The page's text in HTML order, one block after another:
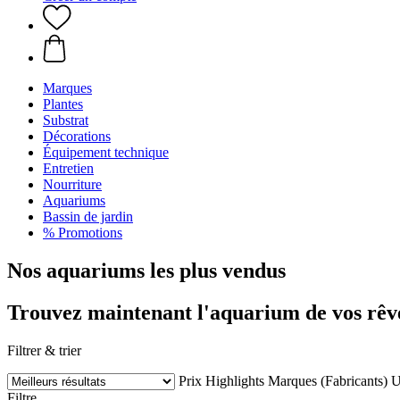
Marques
Plantes
Substrat
Décorations
Équipement technique
Entretien
Nourriture
Aquariums
Bassin de jardin
% Promotions
Nos aquariums les plus vendus
Trouvez maintenant l'aquarium de vos
Filtrer & trier
Prix Highlights Marques (Fabricants)